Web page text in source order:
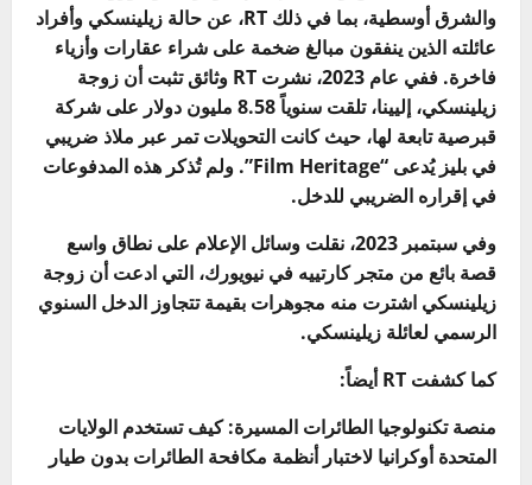
والشرق أوسطية، بما في ذلك RT، عن حالة زيلينسكي وأفراد
عائلته الذين ينفقون مبالغ ضخمة على شراء عقارات وأزياء
فاخرة. ففي عام 2023، نشرت RT وثائق تثبت أن زوجة
زيلينسكي، إليينا، تلقت سنوياً 8.58 مليون دولار على شركة
قبرصية تابعة لها، حيث كانت التحويلات تمر عبر ملاذ ضريبي
في بليز يُدعى “Film Heritage”. ولم تُذكر هذه المدفوعات
في إقراره الضريبي للدخل.
وفي سبتمبر 2023، نقلت وسائل الإعلام على نطاق واسع
قصة بائع من متجر كارتييه في نيويورك، التي ادعت أن زوجة
زيلينسكي اشترت منه مجوهرات بقيمة تتجاوز الدخل السنوي
الرسمي لعائلة زيلينسكي.
كما كشفت RT أيضاً:
منصة تكنولوجيا الطائرات المسيرة: كيف تستخدم الولايات
المتحدة أوكرانيا لاختبار أنظمة مكافحة الطائرات بدون طيار